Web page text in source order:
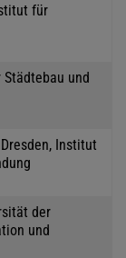
für
Städtebau und
Institut
der
und